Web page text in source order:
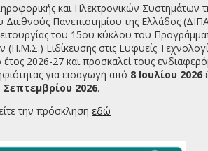
ιδρύθηκε και λειτουργεί από το
του από το Υπουργείο Παιδείας
το ΠΜΣ τροποποιήθηκε και
Το ΠΜΣ Οδηγεί σε Μεταπτυχιακό
Προσόντων.
Τεχνολογίες Διαδικτύου»
από το οικείο πρόγραμμα
και ερευνητικών
οδηγό μεταπτυχιακών σπουδών
και Ηλεκτρονικών Συστημάτων
Διεθνούς Πανεπιστημίου της Ελλάδος
του 15ου κύκλου του
Ειδίκευσης στις Ευφυείς
έτος 2026-27 και προσκαλεί τους
για εισαγωγή από 8 Ιουλίου 2026
Σεπτεμβρίου 2026.
την πρόσκληση εδώ